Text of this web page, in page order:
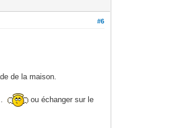
#6
de la maison.
ou échanger sur le